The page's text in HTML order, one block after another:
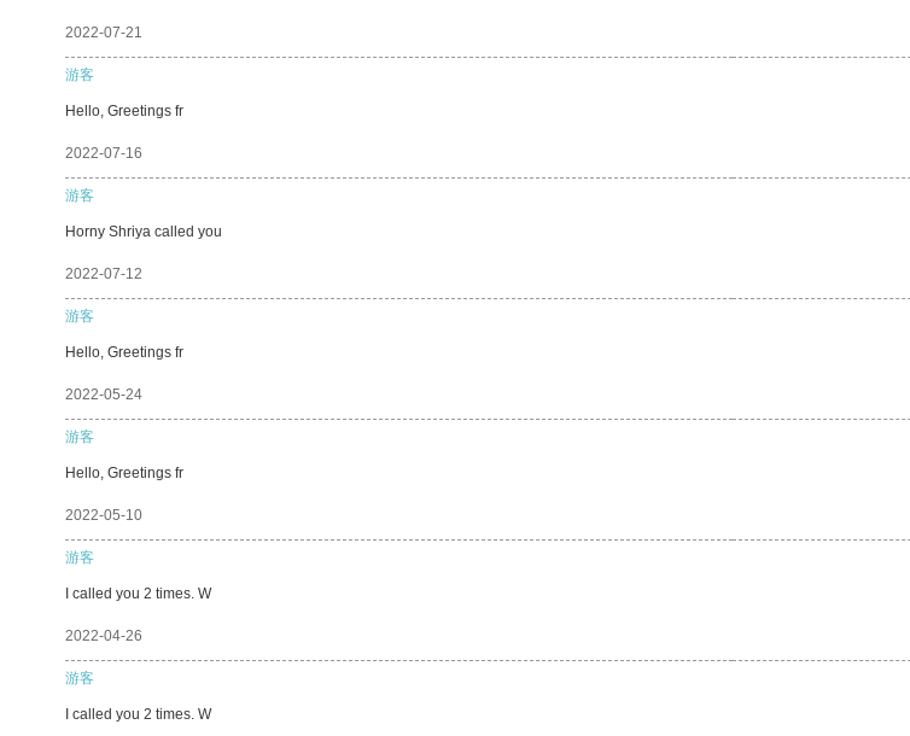
2022-07-21
游客
Hello, Greetings fr
2022-07-16
游客
Horny Shriya called you
2022-07-12
游客
Hello, Greetings fr
2022-05-24
游客
Hello, Greetings fr
2022-05-10
游客
I called you 2 times. W
2022-04-26
游客
I called you 2 times. W